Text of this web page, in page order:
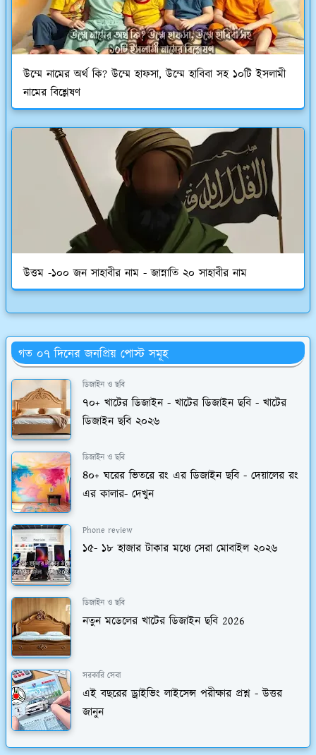
উম্মে নামের অর্থ কি? উম্মে হাফসা, উম্মে হাবিবা সহ ১০টি ইসলামী
নামের বিশ্লেষণ
উত্তম -১০০ জন সাহাবীর নাম - জান্নাতি ২০ সাহাবীর নাম
গত ০৭ দিনের জনপ্রিয় পোস্ট সমূহ
ডিজাইন ও ছবি
৭০+ খাটের ডিজাইন - খাটের ডিজাইন ছবি - খাটের
ডিজাইন ছবি ২০২৬
ডিজাইন ও ছবি
৪০+ ঘরের ভিতরে রং এর ডিজাইন ছবি - দেয়ালের রং
এর কালার- দেখুন
Phone review
১৫- ১৮ হাজার টাকার মধ্যে সেরা মোবাইল ২০২৬
ডিজাইন ও ছবি
নতুন মডেলের খাটের ডিজাইন ছবি 2026
সরকারি সেবা
এই বছরের ড্রাইভিং লাইসেন্স পরীক্ষার প্রশ্ন - উত্তর
জানুন